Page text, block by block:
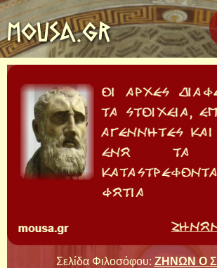
MOUSA.GR
Σελίδα Φιλοσόφου: ΖΗΝΩΝ Ο